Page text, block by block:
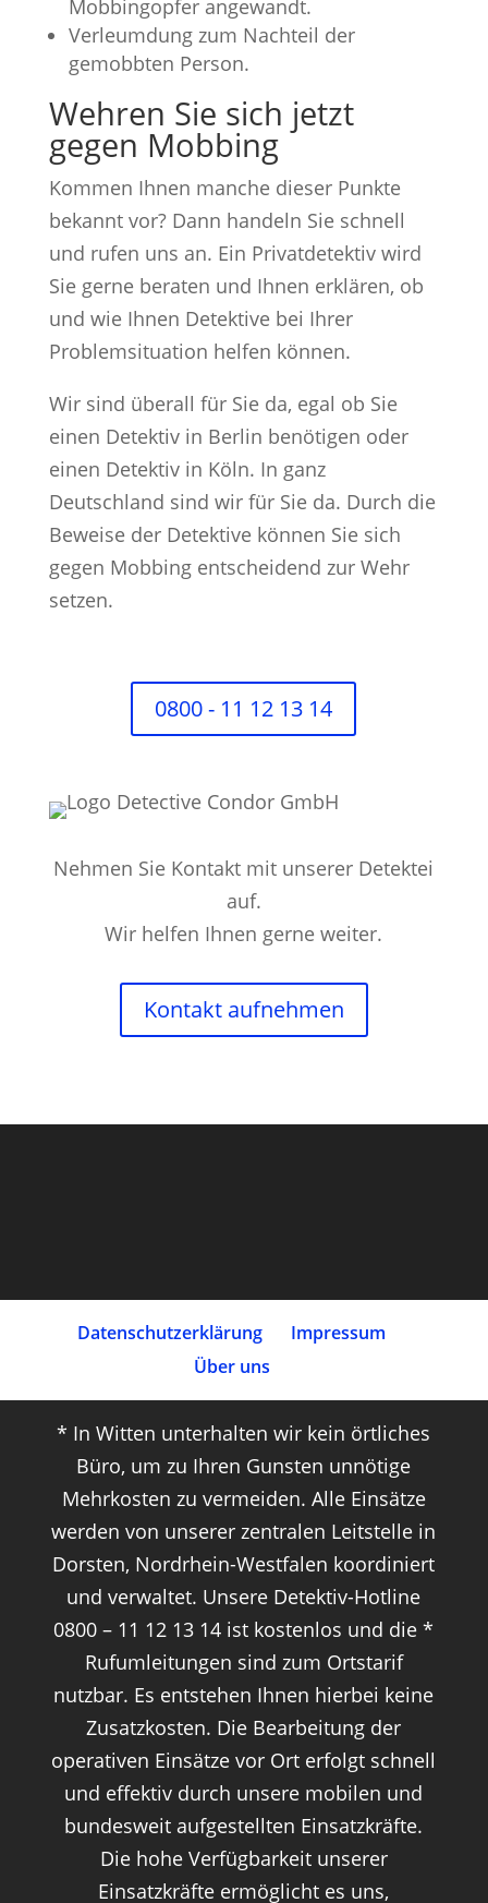
Mobbingopfer angewandt.
Verleumdung zum Nachteil der
gemobbten Person.
Wehren Sie sich jetzt
gegen Mobbing
Kommen Ihnen manche dieser Punkte
bekannt vor? Dann handeln Sie schnell
und rufen uns an. Ein Privatdetektiv wird
Sie gerne beraten und Ihnen erklären, ob
und wie Ihnen Detektive bei Ihrer
Problemsituation helfen können.
Wir sind überall für Sie da, egal ob Sie
einen Detektiv in Berlin benötigen oder
einen Detektiv in Köln. In ganz
Deutschland sind wir für Sie da. Durch die
Beweise der Detektive können Sie sich
gegen Mobbing entscheidend zur Wehr
setzen.
0800 - 11 12 13 14
Nehmen Sie Kontakt mit unserer Detektei
auf.
Wir helfen Ihnen gerne weiter.
Kontakt aufnehmen
Datenschutz­erklärung
Impressum
Über uns
* In Witten unterhalten wir kein örtliches
Büro, um zu Ihren Gunsten unnötige
Mehrkosten zu vermeiden. Alle Einsätze
werden von unserer zentralen Leitstelle in
Dorsten, Nordrhein-Westfalen koordiniert
und verwaltet. Unsere Detektiv-Hotline
0800 – 11 12 13 14 ist kostenlos und die *
Rufumleitungen sind zum Ortstarif
nutzbar. Es entstehen Ihnen hierbei keine
Zusatzkosten. Die Bearbeitung der
operativen Einsätze vor Ort erfolgt schnell
und effektiv durch unsere mobilen und
bundesweit aufgestellten Einsatzkräfte.
Die hohe Verfügbarkeit unserer
Einsatzkräfte ermöglicht es uns,